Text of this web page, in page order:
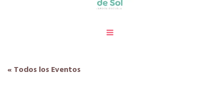
« Todos los Eventos